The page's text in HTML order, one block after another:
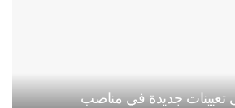
جديدة في مناصب